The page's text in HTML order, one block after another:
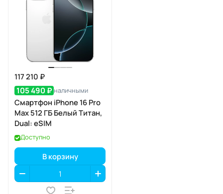
117 210 ₽
105 490 ₽ наличными
Смартфон iPhone 16 Pro
Max 512 ГБ Белый Титан,
Dual: eSIM
Доступно
В корзину